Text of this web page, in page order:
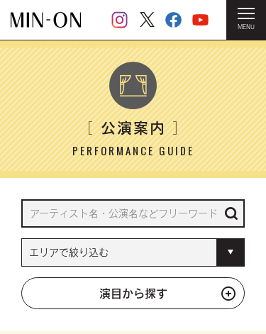
MENU
HOME ＞ 公演案内
［公演案内］
PERFORMANCE GUIDE
演目から探す